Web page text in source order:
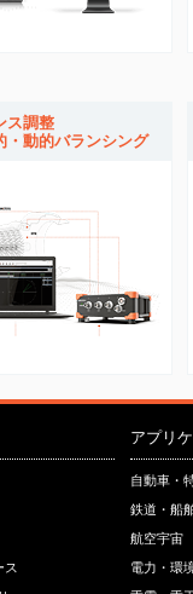
ス調整
・動的バランシング
ス
アプリ
自動車・
鉄道・船
航空宇宙
電力・環